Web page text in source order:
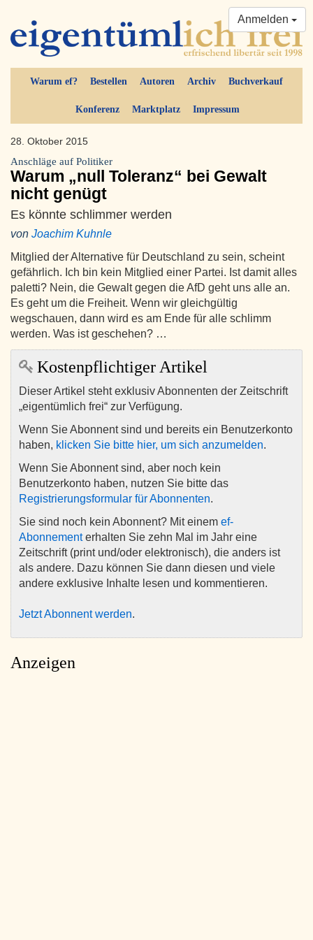
Warum ef? Bestellen Autoren Archiv Buchverkauf
Konferenz Marktplatz Impressum
Anmelden
28. Oktober 2015
Anschläge auf Politiker
Warum „null Toleranz“ bei Gewalt
nicht genügt
Es könnte schlimmer werden
von Joachim Kuhnle
Mitglied der Alternative für Deutschland zu sein, scheint
gefährlich. Ich bin kein Mitglied einer Partei. Ist damit alles
paletti? Nein, die Gewalt gegen die AfD geht uns alle an.
Es geht um die Freiheit. Wenn wir gleichgültig
wegschauen, dann wird es am Ende für alle schlimm
werden. Was ist geschehen? …
Kostenpflichtiger Artikel
Dieser Artikel steht exklusiv Abonnenten der Zeitschrift
„eigentümlich frei“ zur Verfügung.
Wenn Sie Abonnent sind und bereits ein Benutzerkonto
haben, klicken Sie bitte hier, um sich anzumelden.
Wenn Sie Abonnent sind, aber noch kein
Benutzerkonto haben, nutzen Sie bitte das
Registrierungsformular für Abonnenten.
Sie sind noch kein Abonnent? Mit einem ef-
Abonnementerhalten Sie zehn Mal im Jahr eine
Zeitschrift (print und/oder elektronisch), die anders ist
als andere. Dazu können Sie dann diesen und viele
andere exklusive Inhalte lesen und kommentieren.
Jetzt Abonnent werden.
Anzeigen